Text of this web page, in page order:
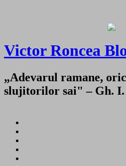
Victor Roncea
„Adevarul ramane,
slujitorilor sai" – Gh. I.